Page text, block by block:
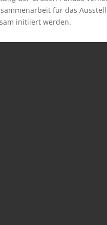
für das
initiiert werden.